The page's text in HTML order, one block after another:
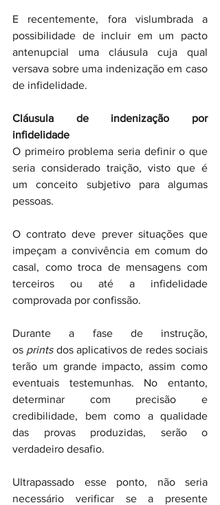
E recentemente, fora vislumbrada a
possibilidade de incluir em um pacto
antenupcial uma cláusula cuja qual
versava sobre uma indenização em caso
de infidelidade.
Cláusula de indenização por
infidelidade
O primeiro problema seria definir o que
seria considerado traição, visto que é
um conceito subjetivo para algumas
pessoas.
O contrato deve prever situações que
impeçam a convivência em comum do
casal, como troca de mensagens com
terceiros ou até a infidelidade
comprovada por confissão.
Durante a fase de instrução,
os prints dos aplicativos de redes sociais
terão um grande impacto, assim como
eventuais testemunhas. No entanto,
determinar com precisão e
credibilidade, bem como a qualidade
das provas produzidas, serão o
verdadeiro desafio.
Ultrapassado esse ponto, não seria
necessário verificar se a presente